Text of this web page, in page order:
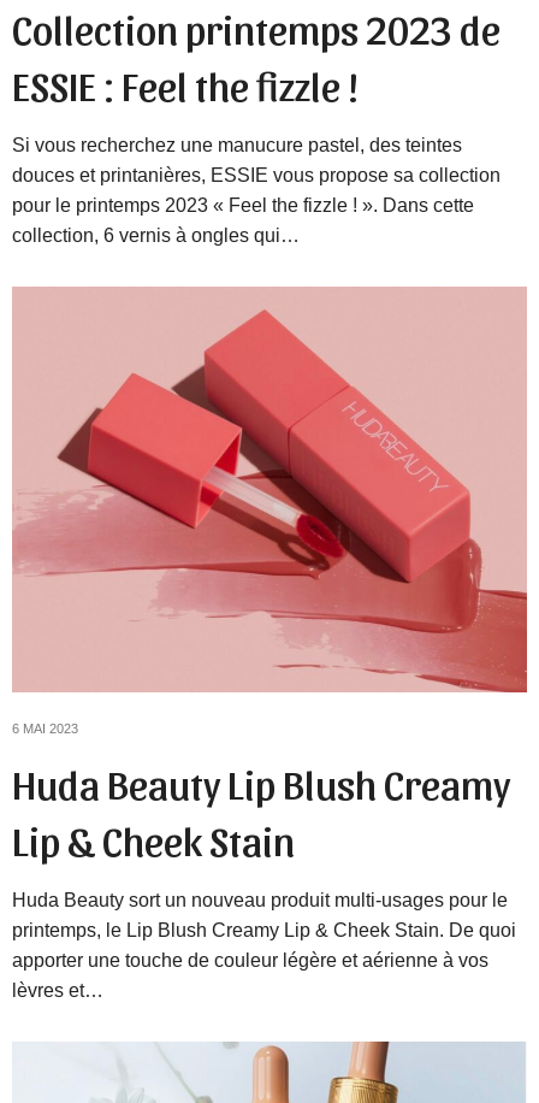
Collection printemps 2023 de
ESSIE : Feel the fizzle !
Si vous recherchez une manucure pastel, des teintes
douces et printanières, ESSIE vous propose sa collection
pour le printemps 2023 « Feel the fizzle ! ». Dans cette
collection, 6 vernis à ongles qui…
6 MAI 2023
Huda Beauty Lip Blush Creamy
Lip & Cheek Stain
Huda Beauty sort un nouveau produit multi-usages pour le
printemps, le Lip Blush Creamy Lip & Cheek Stain. De quoi
apporter une touche de couleur légère et aérienne à vos
lèvres et…